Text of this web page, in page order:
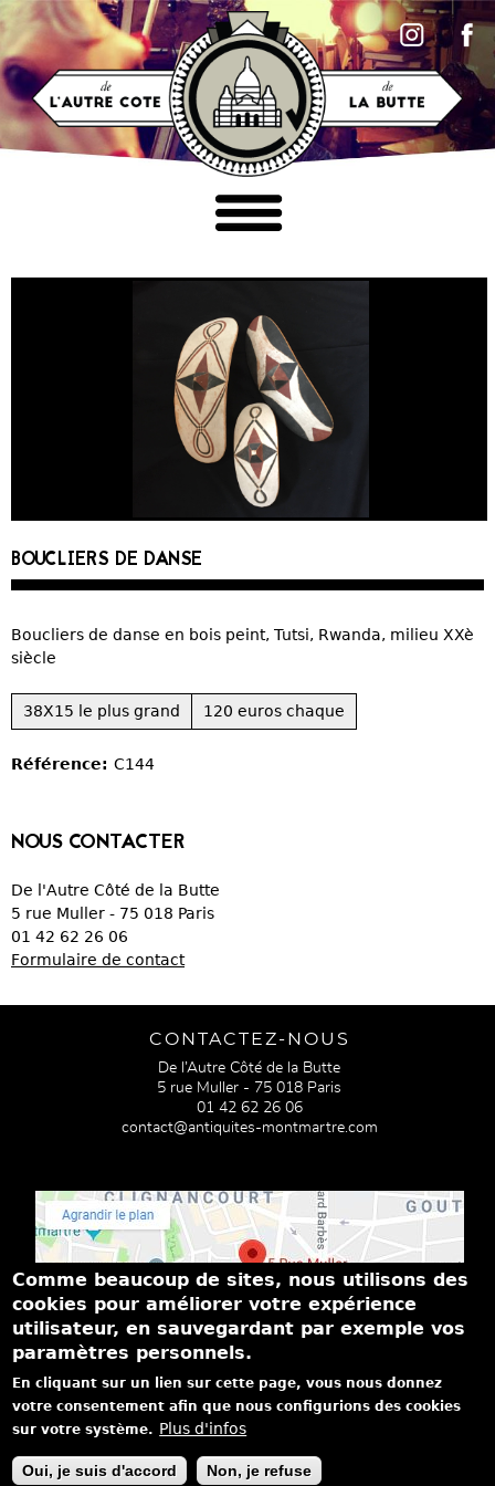
Accéder au contenu
MOBILIER
LUMINAIRES
TABLEAUX
VIEUX PAPIERS
OBJETS DÉCORATIFS
VERRERIE
BOUCLIERS DE DANSE
Boucliers de danse en bois peint, Tutsi, Rwanda, milieu XXè
siècle
38X15 le plus grand 120 euros chaque
Référence: C144
NOUS CONTACTER
De l'Autre Côté de la Butte
5 rue Muller - 75 018 Paris
01 42 62 26 06
Formulaire de contact
CONTACTEZ-NOUS
De l’Autre Côté de la Butte
5 rue Muller - 75 018 Paris
01 42 62 26 06
contact@antiquites-montmartre.com
PASSEZ NOUS VOIR
Du mardi au samedi de 14h à 19h
Dimanche de 15h à 18h
Mentions légales | Politique de confidentialité
Comme beaucoup de sites, nous utilisons des
cookies pour améliorer votre expérience
utilisateur, en sauvegardant par exemple vos
paramètres personnels.
En cliquant sur un lien sur cette page, vous nous donnez
votre consentement afin que nous configurions des cookies
sur votre système. Plus d'infos
Oui, je suis d'accord Non, je refuse